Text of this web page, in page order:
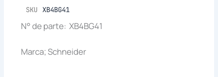
SKU XB4BG41
N° de parte: XB4BG41
Marca; Schneider